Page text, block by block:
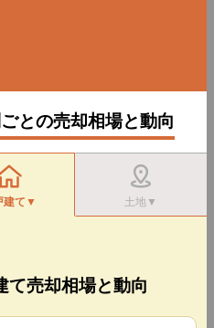
との売却相場と動向
建て▼ 土地▼
て売却相場と動向